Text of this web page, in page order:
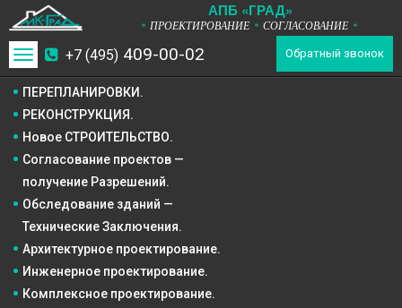
АПБ «ГРАД»
* ПРОЕКТИРОВАНИЕ * СОГЛАСОВАНИЕ *
+7 (495) 409-00-02 Обратный звонок
Toggle
navigation
ПЕРЕПЛАНИРОВКИ.
РЕКОНСТРУКЦИЯ.
Новое СТРОИТЕЛЬСТВО.
Согласование проектов —
получение Разрешений.
Обследование зданий —
Технические Заключения.
Архитектурное проектирование.
Инженерное проектирование.
Комплексное проектирование.